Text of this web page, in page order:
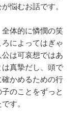
悩むお話です。
体的に憐憫の笑
によってはぎゃ
は可哀想ではあ
真摯だし、頭で
かめるための行
のことをずっと
す。